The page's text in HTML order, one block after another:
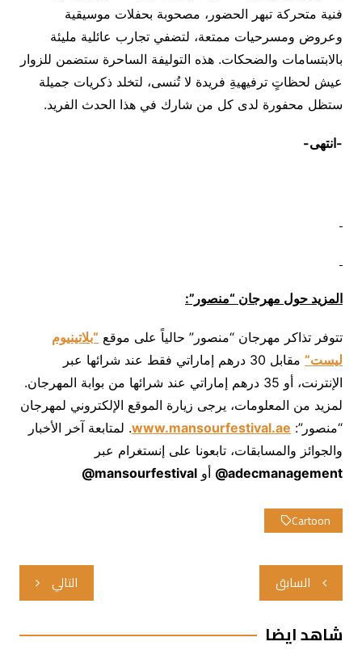
فنية متحركة تبهر الحضور، مصحوبة بحفلات موسيقية
وعروض ومسرحيات ممتعة، لتضفي تجارب عائلية مليئة
بالابتسامات والضحكات. هذه التوليفة الساحرة ستضمن للزوار
عيش لحظاتٍ ترفيهيةِ فريدة لا تُنسى، لتخلد ذكريات جميلة
ستظل محفورة لدى كل من شارك في هذا الحدث الفريد.
-انتهى-
المزيد حول مهرجان “منصور”:
تتوفر تذاكر مهرجان “منصور” حالياً على موقع “بلاتينيوم
ليست”
مقابل 30 درهم إماراتي فقط عند شرائها عبر
الإنترنت، أو 35 درهم إماراتي عند شرائها من بوابة المهرجان.
لمزيد من المعلومات، يرجى زيارة الموقع الإلكتروني لمهرجان
“منصور”: www.mansourfestival.ae. لمتابعة آخر الأخبار
والجوائز والمسابقات، تابعونا على إنستغرام عبر
adecmanagement
@ أو mansourfestival
@
Cartoon
تصفّح
المقالات
السابق التالي
شاهد ايضا